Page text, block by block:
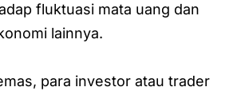
fluktuasi mata uang dan
lainnya.
para investor atau trader